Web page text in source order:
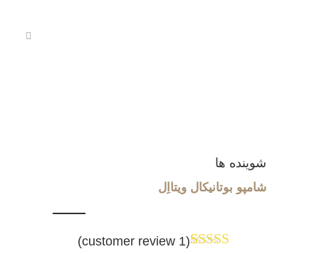
شوینده ها
شامپو بوتانیکال ویتااِل
(
1